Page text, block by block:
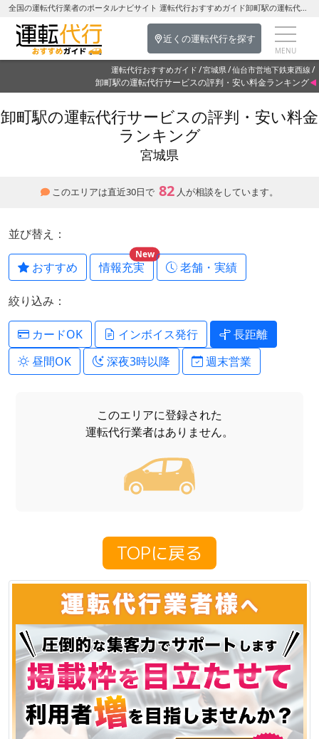
全国の運転代行業者のポータルナビサイト 運転代行おすすめガイド卸町駅の運転代行を探す-宮城県の運転代行
近くの運転代行を探す
運転代行おすすめガイド 宮城県 仙台市営地下鉄東西線
卸町駅の運転代行サービスの評判・安い料金ランキング
卸町駅の運転代行サービスの評判・安い料金
ランキング
宮城県
このエリアは直近30日で 82 人が相談をしています。
並び替え：
おすすめ 情報充実
New
老舗・実績
絞り込み：
カードOK インボイス発行
長距離
昼間OK
深夜3時以降 週末営業
このエリアに登録された
運転代行業者はありません。
TOPに戻る